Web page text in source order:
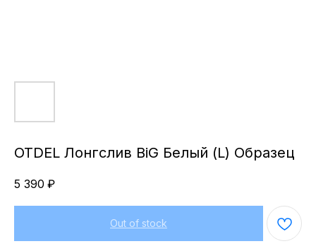
OTDEL Лонгслив BiG Белый (L) Образец
5 390 ₽
Out of stock